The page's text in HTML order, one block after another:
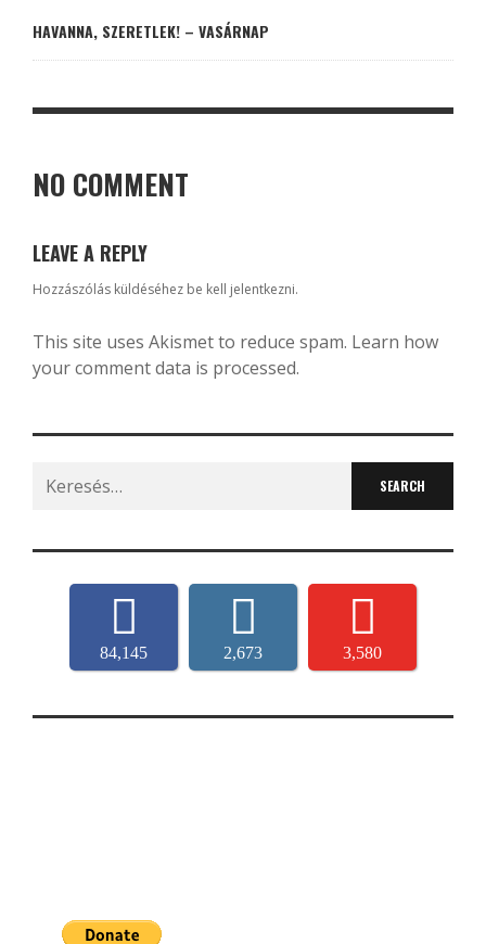
HAVANNA, SZERETLEK! – VASÁRNAP
NO COMMENT
LEAVE A REPLY
Hozzászólás küldéséhez be kell jelentkezni.
This site uses Akismet to reduce spam. Learn how
your comment data is processed.
Search
for:
84,145 2,673 3,580